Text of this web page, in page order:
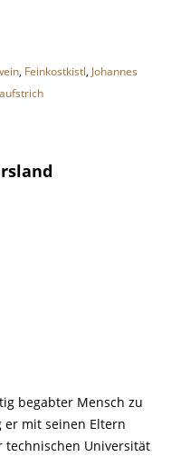
, Feinkostkistl, Johannes
begabter Mensch zu
er mit seinen Eltern
technischen Universität